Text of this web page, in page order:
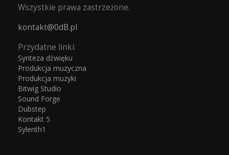
Wszystkie prawa zastrzeżone.
kontakt@0dB.pl
Przydatne linki:
Synteza dźwięku
Produkcja muzyczna
Produkcja muzyki
Bitwig Studio
Sound Forge
Dubstep
Kontakt 5
Sylenth1